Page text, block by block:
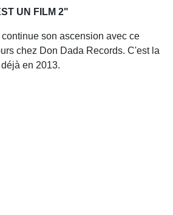
UN FILM 2"
son ascension avec ce
chez Don Dada Records. C'est la
en 2013.